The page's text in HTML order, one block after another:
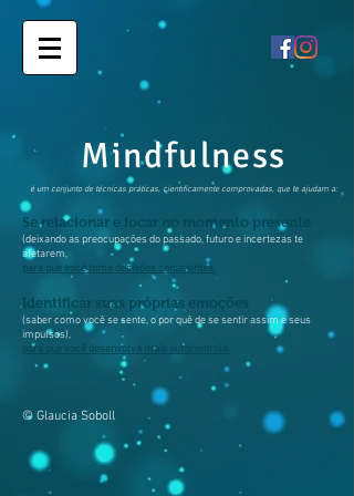
é um conjunto de técnicas práticas, cientificamente comprovadas, que te ajudam a:
Se relacionar e focar no momento presente
(deixando as preocupações do passado, futuro e incertezas te
afetarem,
para que você tome decisões conscientes.
Identificar suas próprias emoções
(saber como você se sente, o por quê de se sentir assim e seus
impulsos),
para que você desenvolva mais autocontrole.
Mindfulness
© Glaucia Soboll